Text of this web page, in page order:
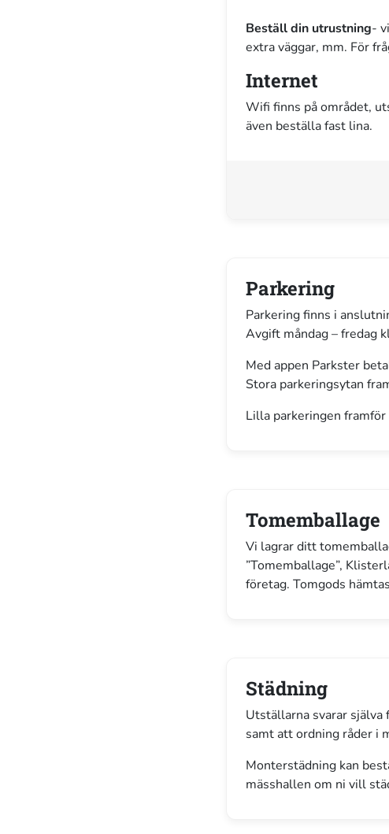
Beställ din utrustning-
extra väggar, mm. För
Internet
Wifi finns på området,
även beställa fast lina.
Parkering
Parkering finns i
Avgift måndag – fredag
Med appen Parkster
Stora parkeringsytan
Lilla parkeringen
Tomemballage
Vi lagrar ditt
”Tomemballage”,
företag. Tomgods
Städning
Utställarna svarar
samt att ordning råder i
Monterstädning kan
mässhallen om ni vill